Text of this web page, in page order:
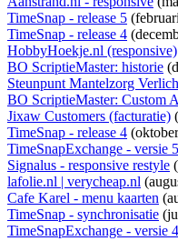
TimeSnap - release 5
TimeSnap - release 4
HobbyHoekje.nl (responsive)
BO ScriptieMaster: historie
Steunpunt Mantelzorg
BO ScriptieMaster: Custom
Jixaw Customers (facturatie)
TimeSnap - release 4
TimeSnapExchange - versie
Signalus - responsive restyle
lafolie.nl | verycheap.nl
Cafe Karel - menu kaarten
TimeSnap - synchronisatie
TimeSnapExchange - versie